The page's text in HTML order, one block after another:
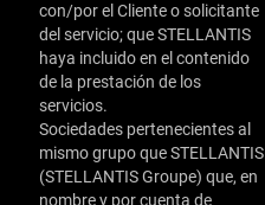
con/por el Cliente o solicitante
del servicio; que STELLANTIS
haya incluido en el contenido
de la prestación de los
servicios.
Sociedades pertenecientes al
mismo grupo que STELLANTIS
(STELLANTIS Groupe) que, en
nombre y por cuenta de